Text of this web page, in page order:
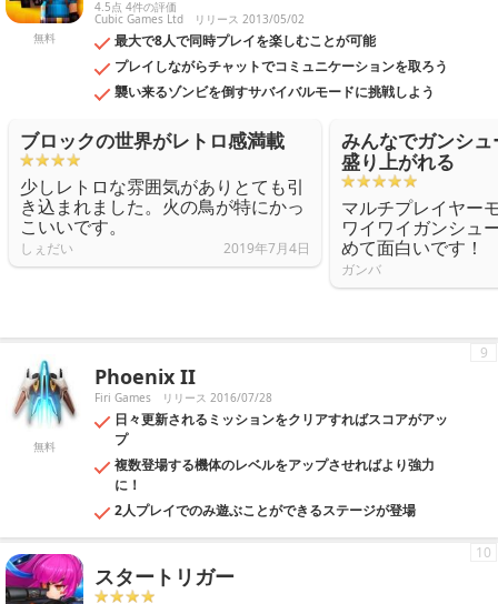
無料
4.5点 4件の評価
Cubic Games Ltd リリース 2013/05/02
最大で8人で同時プレイを楽しむことが可能
プレイしながらチャットでコミュニケーションを取ろう
襲い来るゾンビを倒すサバイバルモードに挑戦しよう
ブロックの世界がレトロ感満載
少しレトロな雰囲気がありとても引
き込まれました。火の鳥が特にかっ
こいいです。
しぇだい 2019年7月4日
みんなでガンシ
盛り上がれる
マルチプレイヤー
ワイワイガンシュ
めて面白いです！
ガンバ
無料
Phoenix II
Firi Games リリース 2016/07/28
日々更新されるミッションをクリアすればスコアがアッ
プ
複数登場する機体のレベルをアップさせればより強力
に！
2人プレイでのみ遊ぶことができるステージが登場
9
スタートリガー
10